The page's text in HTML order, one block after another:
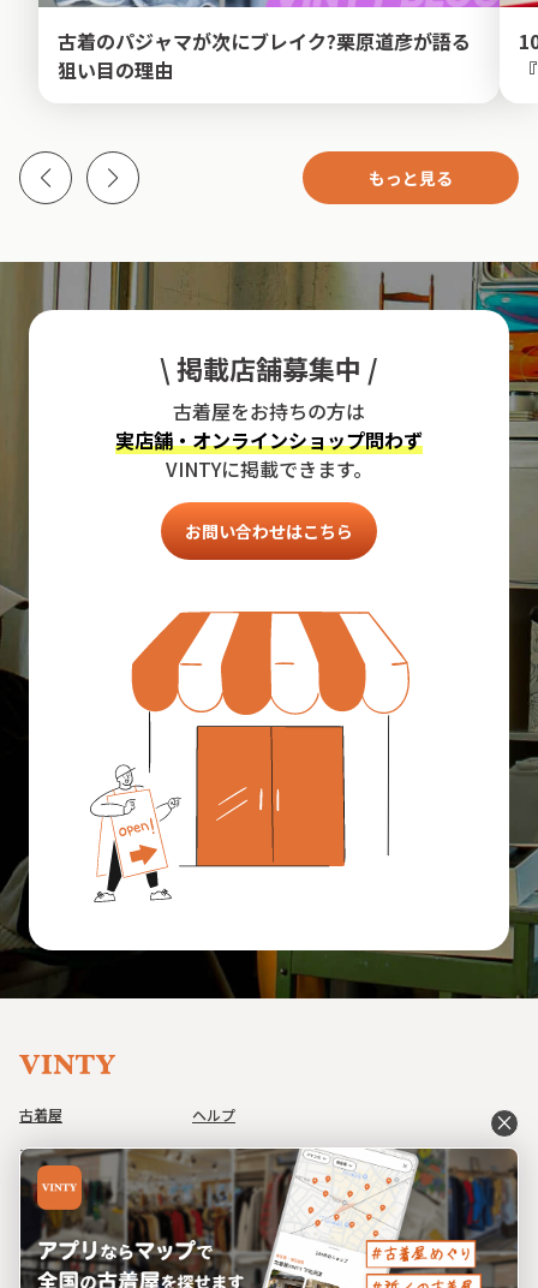
古着のパジャマが次にブレイク?栗原道彦が語る
狙い目の理由
もっと見る
\ 掲載店舗募集中 /
古着屋をお持ちの方は
実店舗・オンラインショップ問わず
VINTYに掲載できます。
お問い合わせはこちら
close
古着屋
アイテム
コーデ
イベント
ブログ
ヘルプ
利用規約
プライバシーポリシー
特定商取引法に基づく表記
運営会社